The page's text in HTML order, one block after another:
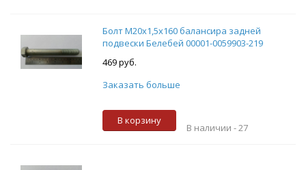
Болт М20х1,5х160 балансира задней
подвески Белебей 00001-0059903-219
469 руб.
Заказать больше
В корзину
В наличии - 27